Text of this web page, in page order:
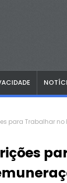
para Trabalhar